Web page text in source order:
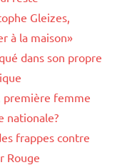
Gleizes,
à la maison»
dans son propre
première femme
nationale?
frappes contre
Rouge